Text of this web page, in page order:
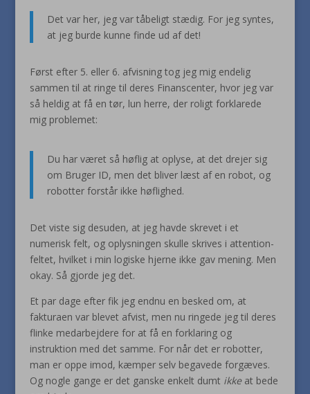
Det var her, jeg var tåbeligt stædig. For jeg syntes,
at jeg burde kunne finde ud af det!
Først efter 5. eller 6. afvisning tog jeg mig endelig
sammen til at ringe til deres Finanscenter, hvor jeg var
så heldig at få en tør, lun herre, der roligt forklarede
mig problemet:
Du har været så høflig at oplyse, at det drejer sig
om Bruger ID, men det bliver læst af en robot, og
robotter forstår ikke høflighed.
Det viste sig desuden, at jeg havde skrevet i et
numerisk felt, og oplysningen skulle skrives i attention-
feltet, hvilket i min logiske hjerne ikke gav mening. Men
okay. Så gjorde jeg det.
Et par dage efter fik jeg endnu en besked om, at
fakturaen var blevet afvist, men nu ringede jeg til deres
flinke medarbejdere for at få en forklaring og
instruktion med det samme. For når det er robotter,
man er oppe imod, kæmper selv begavede forgæves.
Og nogle gange er det ganske enkelt dumt ikkeat bede